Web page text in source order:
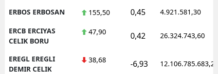
ERBOS ERBOSAN 155,50 0,45 4.921.581,30
ERCB ERCIYAS
CELIK BORU
47,90 0,42 26.324.743,60
EREGL EREGLI
DEMIR CELIK
38,68 -6,93 12.106.785.683,20